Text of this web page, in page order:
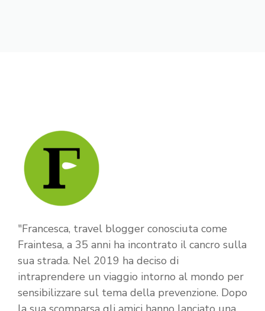
"Francesca, travel blogger conosciuta come
Fraintesa, a 35 anni ha incontrato il cancro sulla
sua strada. Nel 2019 ha deciso di
intraprendere un viaggio intorno al mondo per
sensibilizzare sul tema della prevenzione. Dopo